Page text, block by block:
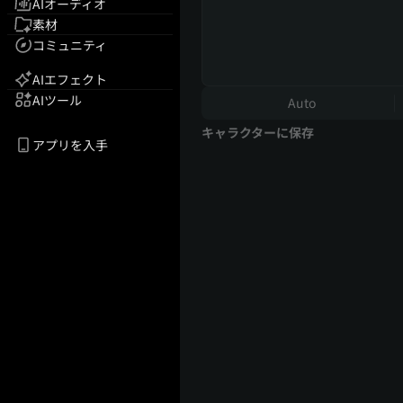
AIオーディオ
素材
コミュニティ
AIエフェクト
AIツール
アプリを入手
Auto
キャラクターに保存